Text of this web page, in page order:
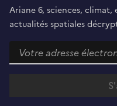
Ariane 6, sciences,
actualités spatiales